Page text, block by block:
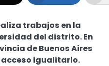
trabajos en la
del distrito. En
de Buenos Aires
igualitario.